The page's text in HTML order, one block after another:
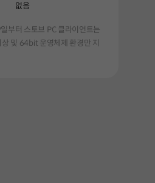
없음
부터 스토브 PC 클라이언트는
및 64bit 운영체제 환경만 지